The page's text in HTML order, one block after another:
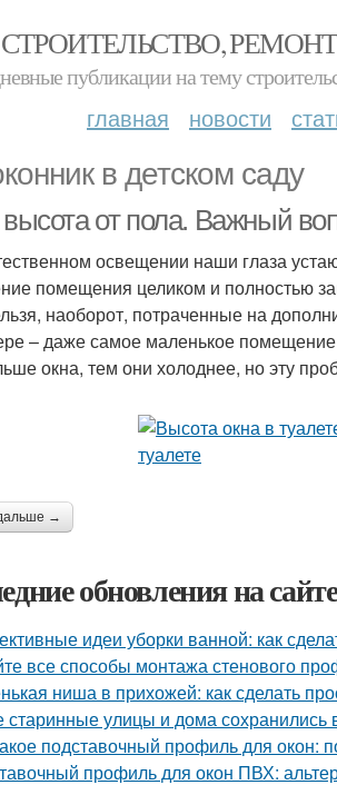
СТРОИТЕЛЬСТВО,
публикации на тему
главная новости
в детском саду
от пола. Важный
освещении наши глаза
помещения целиком и полностью
наоборот, потраченные на
– даже самое маленькое
окна, тем они холоднее, но эту
→
обновления на
идеи уборки ванной: как
все способы монтажа стенового
ниша в прихожей: как сделать
старинные улицы и дома сохранились
подставочный профиль для окон:
профиль для окон ПВХ: